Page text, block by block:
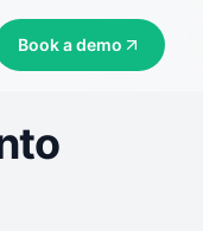
Book a demo